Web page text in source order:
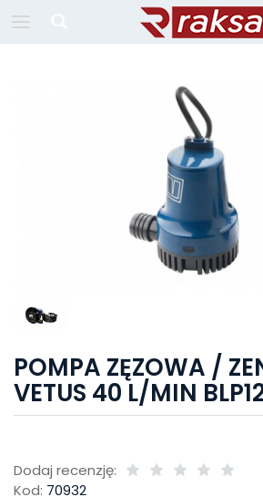
POMPA ZĘZOWA /
VETUS 40 L/MIN
Dodaj recenzję:
Kod: 70932